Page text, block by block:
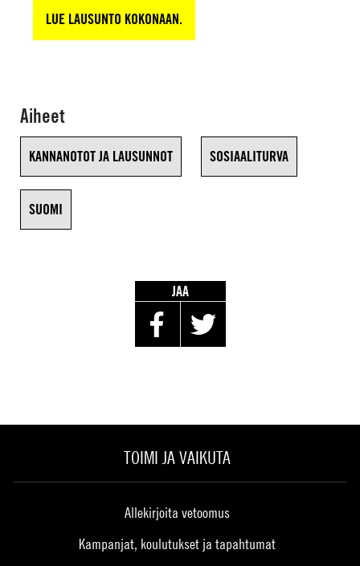
LUE LAUSUNTO KOKONAAN.
Aiheet
KANNANOTOT JA LAUSUNNOT SOSIAALITURVA
SUOMI
JAA
TOIMI JA VAIKUTA
Allekirjoita vetoomus
Kampanjat, koulutukset ja tapahtumat